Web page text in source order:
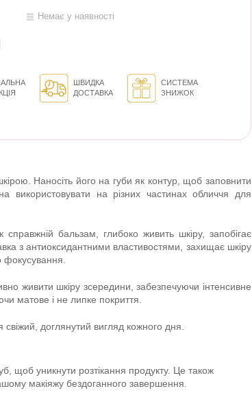
Немає у наявності
ШВИДКА
ДОСТАВКА
СИСТЕМА
ЗНИЖОК
Наносіть його на губи як контур, щоб заповнити
використовувати на різних частинах обличчя для
бальзам, глибоко живить шкіру, запобігає
з антиоксидантними властивостями, захищає шкіру
фокусування.
живити шкіру зсередини, забезпечуючи інтенсивне
матове і не липке покриття.
доглянутий вигляд кожного дня.
щоб уникнути розтікання продукту. Це також
макіяжу бездоганного завершення.